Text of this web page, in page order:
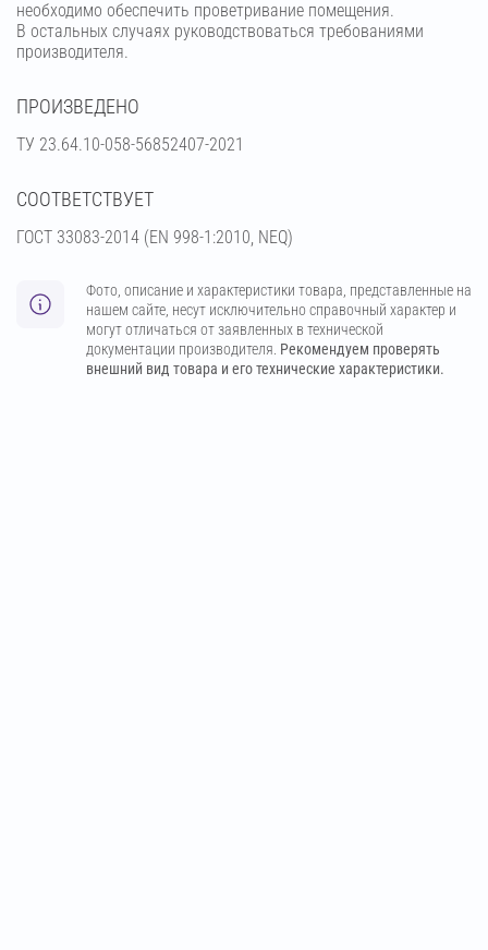
необходимо обеспечить проветривание помещения.
В остальных случаях руководствоваться требованиями
производителя.
ПРОИЗВЕДЕНО
ТУ 23.64.10-058-56852407-2021
СООТВЕТСТВУЕТ
ГОСТ 33083-2014 (EN 998-1:2010, NEQ)
Фото, описание и характеристики товара, представленные на
нашем сайте, несут исключительно справочный характер и
могут отличаться от заявленных в технической
документации производителя. Рекомендуем проверять
внешний вид товара и его технические характеристики.